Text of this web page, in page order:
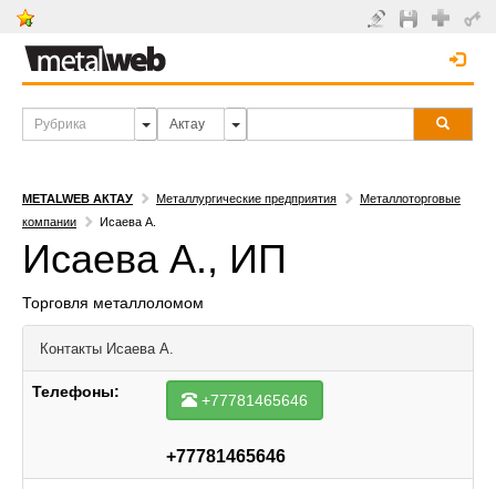
METALWEB АКТАУ Металлургические предприятия
Металлоторговые
компании
Исаева А.
Исаева А., ИП
Торговля металлоломом
Контакты Исаева А.
Телефоны: +77781465646
+77781465646